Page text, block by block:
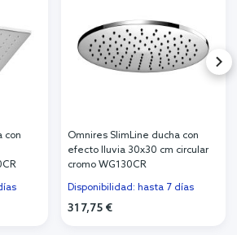
con
Omnires SlimLine ducha con
efecto lluvia 30x30 cm circular
cromo WG130CR
Disponibilidad: hasta 7 días
317,75 €